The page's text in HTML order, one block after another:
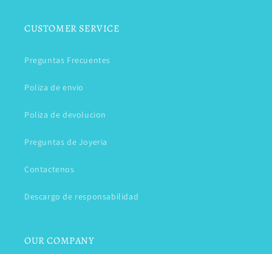
CUSTOMER SERVICE
Preguntas Frecuentes
Poliza de envio
Poliza de devolucion
Preguntas de Joyeria
Contactenos
Descargo de responsabilidad
OUR COMPANY